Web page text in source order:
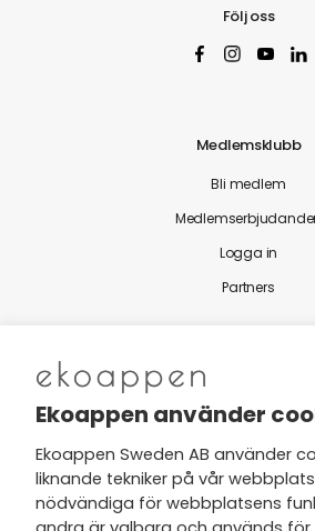
Följ oss
Medlemsklubb
Bli medlem
Logga in
Partners
Nytt från Ekoappen
Jag har tagit del av
personuppgifts- och
Ekoappen använder
Ekoappen Sweden AB använder
liknande tekniker på vår
nödvändiga för webbplatsens